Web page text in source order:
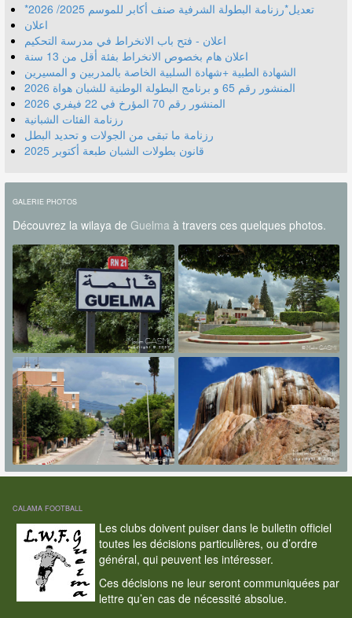
*تعديل*رزنامة البطولة الشرفية صنف أكابر للموسم 2025/ 2026
اعلان
اعلان - فتح باب الانخراط في مدرسة التحكيم
اعلان هام بخصوص الانخراط بفئة أقل من 13 سنة
الشهادة الطبية +شهادة السلبية الخاصة بالمدربين و المسيرين
المنشور رقم 70 المؤرخ في 22 فيفري 2026
رزنامة الفئات الشبانية
رزنامة ما تبقى من الجولات و تحديد البطل
قانون بطولات الشبان طبعة أكتوبر 2025
GALERIE PHOTOS
Découvrez la wilaya de Guelmaà travers ces quelques photos.
CALAMA FOOTBALL
Les clubs doivent puiser dans le bulletin officiel
toutes les décisions particulières, ou d’ordre
général, qui peuvent les intéresser.
Ces décisions ne leur seront communiquées par
lettre qu’en cas de nécessité absolue.